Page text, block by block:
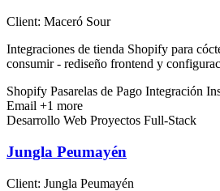
Client: Maceró Sour
Integraciones de tienda Shopify para
consumir - rediseño frontend y
Shopify Pasarelas de Pago Integración
Email +1 more
Desarrollo Web Proyectos Full-Stack
Jungla Peumayén
Client: Jungla Peumayén